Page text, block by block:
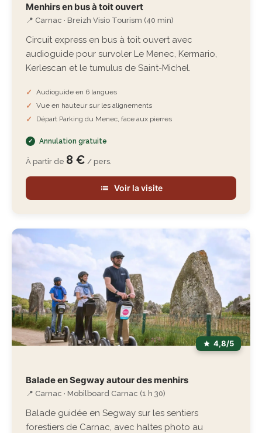
Menhirs en bus à toit ouvert
📍 Carnac · Breizh Visio Tourism (40 min)
Circuit express en bus à toit ouvert avec
audioguide pour survoler Le Menec, Kermario,
Kerlescan et le tumulus de Saint-Michel.
Audioguide en 6 langues
Vue en hauteur sur les alignements
Départ Parking du Menec, face aux pierres
Annulation gratuite
À partir de 8 € / pers.
Voir la visite
4,8/5
Balade en Segway autour des menhirs
📍 Carnac · Mobilboard Carnac (1 h 30)
Balade guidée en Segway sur les sentiers
forestiers de Carnac, avec haltes photo au